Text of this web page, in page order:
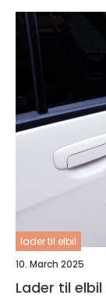
lader til elbil
10. March 2025